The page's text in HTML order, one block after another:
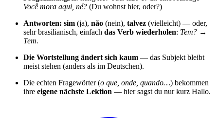
Você mora aqui, né? (Du wohnst hier, oder?)
Antworten: sim (ja), não (nein), talvez (vielleicht) — oder,
sehr brasilianisch, einfach das Verb wiederholen: Tem? →
Tem.
Die Wortstellung ändert sich kaum — das Subjekt bleibt
meist stehen (anders als im Deutschen).
Die echten Fragewörter (o que, onde, quando…) bekommen
ihre eigene nächste Lektion — hier sagst du nur kurz Hallo.